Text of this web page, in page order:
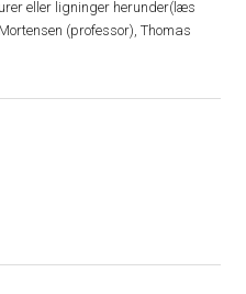
eller ligninger herunder(læs
(professor), Thomas